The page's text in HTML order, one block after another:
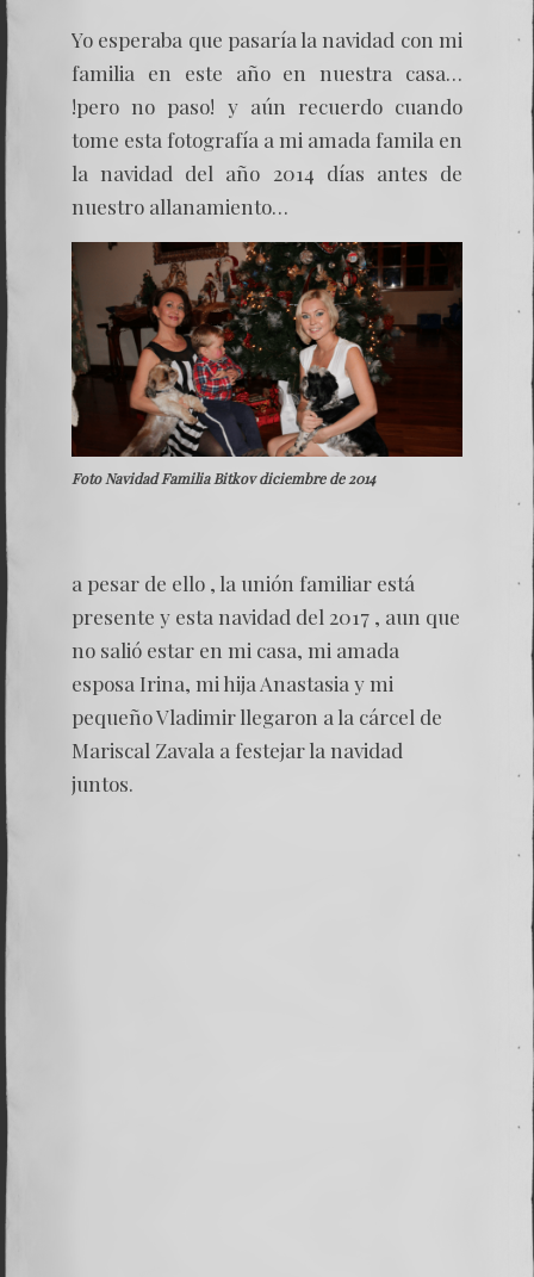
Yo esperaba que pasaría la navidad con mi
familia en este año en nuestra casa…
!pero no paso! y aún recuerdo cuando
tome esta fotografía a mi amada famila en
la navidad del año 2014 días antes de
nuestro allanamiento…
Foto Navidad Familia Bitkov diciembre de 2014
a pesar de ello , la unión familiar está
presente y esta navidad del 2017 , aun que
no salió estar en mi casa, mi amada
esposa Irina, mi hija Anastasia y mi
pequeño Vladimir llegaron a la cárcel de
Mariscal Zavala a festejar la navidad
juntos.